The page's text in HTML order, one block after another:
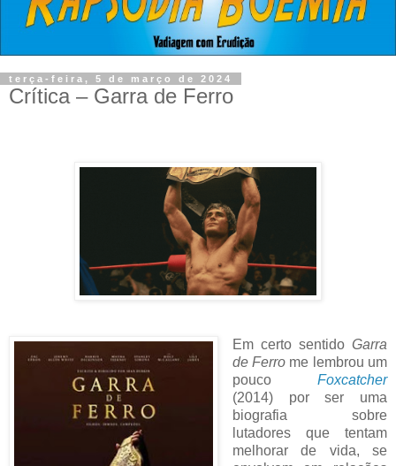
terça-feira, 5 de março de 2024
Crítica – Garra de Ferro
Em certo sentido Garra
de Ferro me lembrou um
pouco Foxcatcher
(2014) por ser uma
biografia sobre
lutadores que tentam
melhorar de vida, se